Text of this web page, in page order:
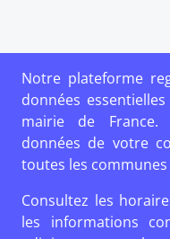
Notre plateforme
données
mairie de France.
données de votre
toutes les communes
Consultez les
les informations